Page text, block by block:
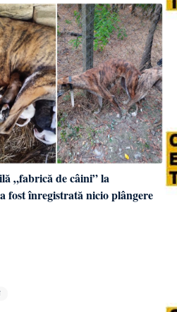
„fabrică de câini” la
fost înregistrată nicio plângere